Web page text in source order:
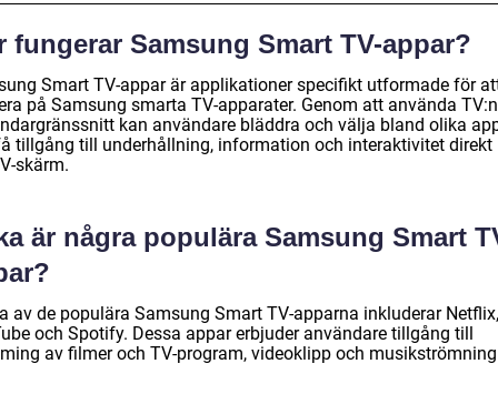
fungerar Samsung Smart TV-appar?
Smart TV-appar är applikationer specifikt utformade för
på Samsung smarta TV-apparater. Genom att använda
kan användare bläddra och välja bland olika
tillgång till underhållning, information och interaktivitet direkt
skärm.
är några populära Samsung Smart
av de populära Samsung Smart TV-apparna inkluderar Netflix,
och Spotify. Dessa appar erbjuder användare tillgång till
av filmer och TV-program, videoklipp och